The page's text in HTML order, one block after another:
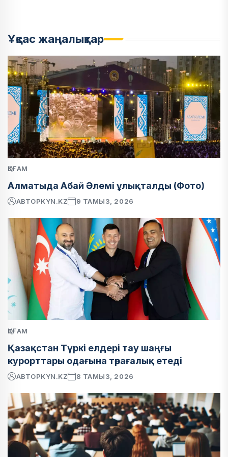
Ұқсас жаңалықтар
ҚОҒАМ
Алматыда Абай Әлемі ұлықталды (Фото)
АВТОРKYN.KZ 9 ТАМЫЗ, 2026
ҚОҒАМ
Қазақстан Түркі елдері тау шаңғы
курорттары одағына төрағалық етеді
АВТОРKYN.KZ 8 ТАМЫЗ, 2026